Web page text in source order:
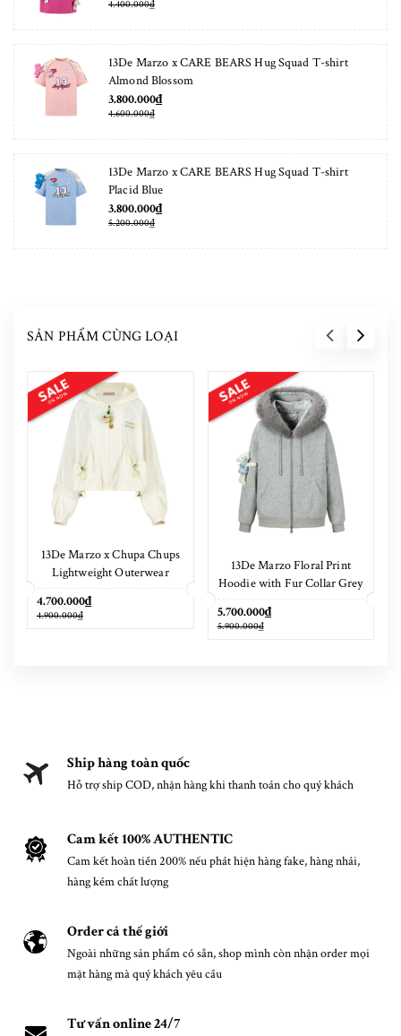
4.400.000₫
13De Marzo x CARE BEARS Hug Squad T-shirt
Almond Blossom
3.800.000₫
4.600.000₫
13De Marzo x CARE BEARS Hug Squad T-shirt
Placid Blue
3.800.000₫
5.200.000₫
SẢN PHẨM CÙNG LOẠI
13De Marzo x Chupa Chups
Lightweight Outerwear
4.700.000₫
4.900.000₫
13De Marzo Floral Print
Hoodie with Fur Collar Grey
5.700.000₫
5.900.000₫
Ship hàng toàn quốc
Hỗ trợ ship COD, nhận hàng khi thanh toán cho quý khách
Cam kết 100% AUTHENTIC
Cam kết hoàn tiền 200% nếu phát hiện hàng fake, hàng nhái,
hàng kém chất lượng
Order cả thế giới
Ngoài những sản phẩm có sẵn, shop mình còn nhận order mọi
mặt hàng mà quý khách yêu cầu
Tư vấn online 24/7